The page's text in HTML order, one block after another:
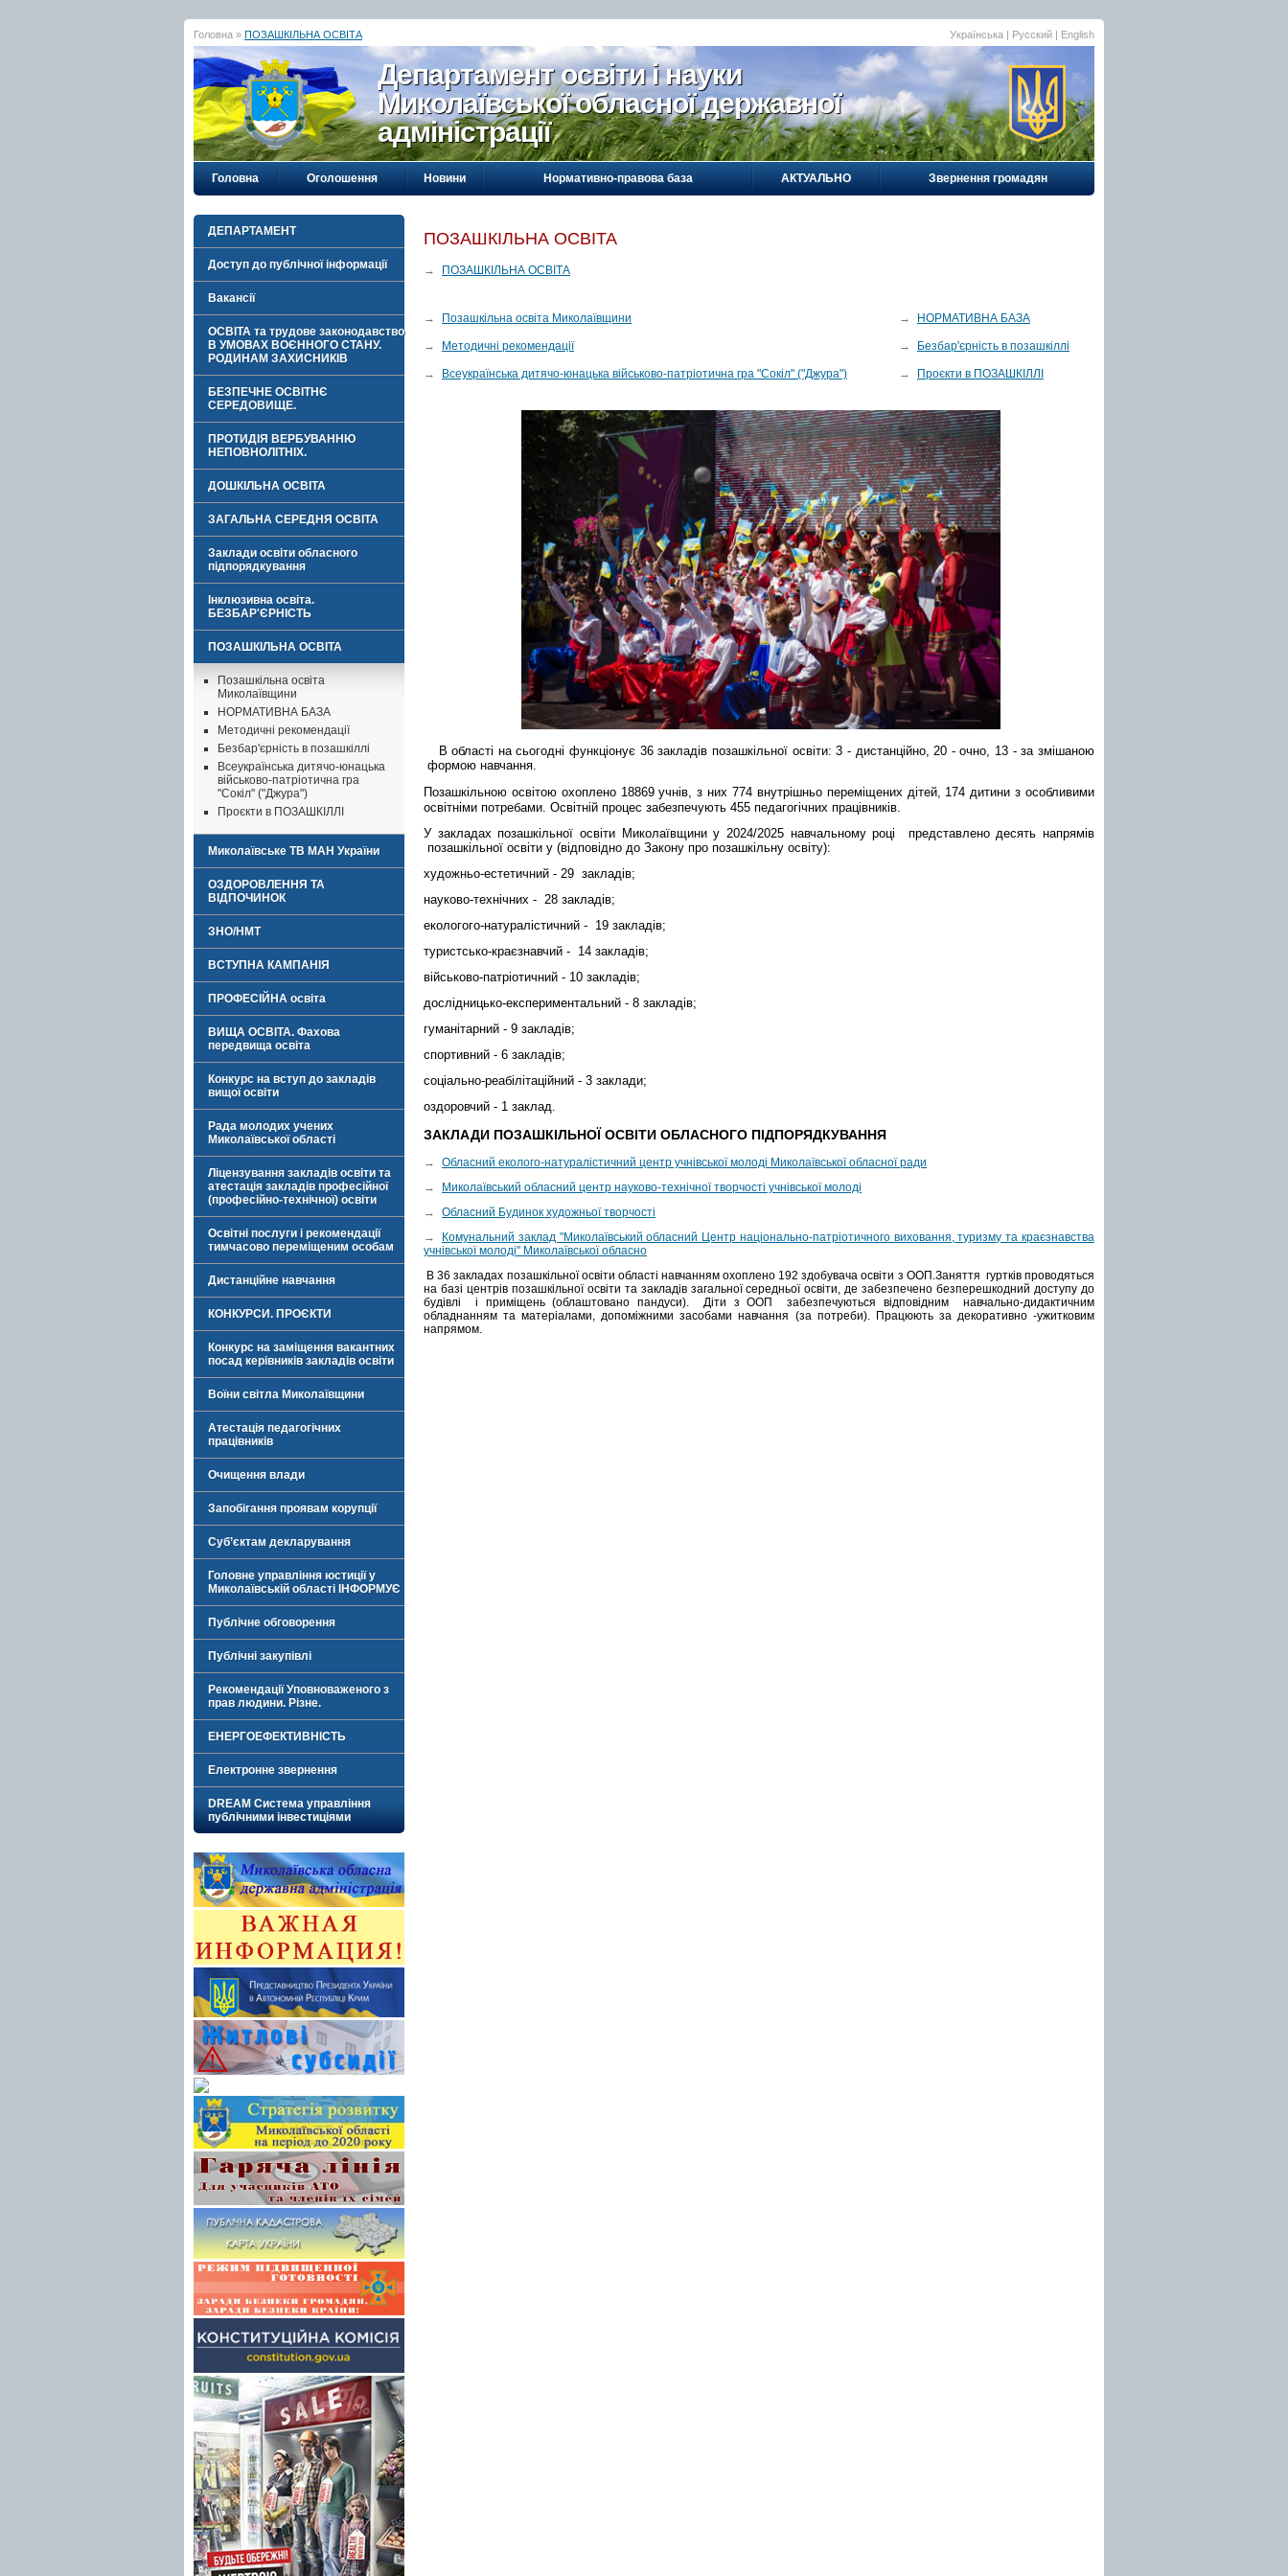
Головна » ПОЗАШКІЛЬНА ОСВІТА Українська | Русский | English
Департамент освіти і науки
Миколаївської обласної державної
адміністрації
Головна Оголошення Новини Нормативно-правова база АКТУАЛЬНО Звернення громадян
ДЕПАРТАМЕНТ
Доступ до публічної інформації
Вакансії
ОСВІТА та трудове законодавство
В УМОВАХ ВОЄННОГО СТАНУ.
РОДИНАМ ЗАХИСНИКІВ
БЕЗПЕЧНЕ ОСВІТНЄ
СЕРЕДОВИЩЕ.
ПРОТИДІЯ ВЕРБУВАННЮ
НЕПОВНОЛІТНІХ.
ДОШКІЛЬНА ОСВІТА
ЗАГАЛЬНА СЕРЕДНЯ ОСВІТА
Заклади освіти обласного
підпорядкування
Інклюзивна освіта.
БЕЗБАР'ЄРНІСТЬ
ПОЗАШКІЛЬНА ОСВІТА
Позашкільна освіта
Миколаївщини
НОРМАТИВНА БАЗА
Методичні рекомендації
Безбар'єрність в позашкіллі
Всеукраїнська дитячо-юнацька
військово-патріотична гра
"Сокіл" ("Джура")
Проєкти в ПОЗАШКІЛЛІ
Миколаївське ТВ МАН України
ОЗДОРОВЛЕННЯ ТА
ВІДПОЧИНОК
ЗНО/НМТ
ВСТУПНА КАМПАНІЯ
ПРОФЕСІЙНА освіта
ВИЩА ОСВІТА. Фахова
передвища освіта
Конкурс на вступ до закладів
вищої освіти
Рада молодих учених
Миколаївської області
Ліцензування закладів освіти та
атестація закладів професійної
(професійно-технічної) освіти
Освітні послуги і рекомендації
тимчасово переміщеним особам
Дистанційне навчання
КОНКУРСИ. ПРОЄКТИ
Конкурс на заміщення вакантних
посад керівників закладів освіти
Воїни світла Миколаївщини
Атестація педагогічних
працівників
Очищення влади
Запобігання проявам корупції
Суб’єктам декларування
Головне управління юстиції у
Миколаївській області ІНФОРМУЄ
Публічне обговорення
Публічні закупівлі
Рекомендації Уповноваженого з
прав людини. Різне.
ЕНЕРГОЕФЕКТИВНІСТЬ
Електронне звернення
DREAM Система управління
публічними інвестиціями
ПОЗАШКІЛЬНА ОСВІТА
→ ПОЗАШКІЛЬНА ОСВІТА
→ Позашкільна освіта Миколаївщини → НОРМАТИВНА БАЗА
→ Методичні рекомендації → Безбар'єрність в позашкіллі
→ Всеукраїнська дитячо-юнацька військово-патріотична гра "Сокіл" ("Джура") → Проєкти в ПОЗАШКІЛЛІ
В області на сьогодні функціонує 36 закладів позашкільної освіти: 3 - дистанційно, 20 - очно, 13 - за змішаною
формою навчання.
Позашкільною освітою охоплено 18869 учнів, з них 774 внутрішньо переміщених дітей, 174 дитини з особливими
освітніми потребами. Освітній процес забезпечують 455 педагогічних працівників.
У закладах позашкільної освіти Миколаївщини у 2024/2025 навчальному році представлено десять напрямів
позашкільної освіти у (відповідно до Закону про позашкільну освіту):
художньо-естетичний - 29 закладів;
науково-технічних - 28 закладів;
екологого-натуралістичний - 19 закладів;
туристсько-краєзнавчий - 14 закладів;
військово-патріотичний - 10 закладів;
дослідницько-експериментальний - 8 закладів;
гуманітарний - 9 закладів;
спортивний - 6 закладів;
соціально-реабілітаційний - 3 заклади;
оздоровчий - 1 заклад.
ЗАКЛАДИ ПОЗАШКІЛЬНОЇ ОСВІТИ ОБЛАСНОГО ПІДПОРЯДКУВАННЯ
→
Обласний еколого-натуралістичний центр учнівської молоді Миколаївської обласної ради
→
Миколаївський обласний центр науково-технічної творчості учнівської молоді
→
Обласний Будинок художньої творчості
→
Комунальний заклад "Миколаївський обласний Центр національно-патріотичного виховання, туризму та краєзнавства
учнівської молоді" Миколаївської обласно
В 36 закладах позашкільної освіти області навчанням охоплено 192 здобувача освіти з ООП.Заняття гуртків проводяться
на базі центрів позашкільної освіти та закладів загальної середньої освіти, де забезпечено безперешкодний доступу до
будівлі і приміщень (облаштовано пандуси). Діти з ООП забезпечуються відповідним навчально-дидактичним
обладнанням та матеріалами, допоміжними засобами навчання (за потреби). Працюють за декоративно -ужитковим
напрямом.